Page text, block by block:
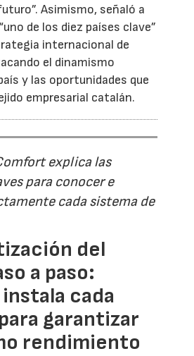
Asimismo, señaló a
de los diez países clave”
internacional de
el dinamismo
y las oportunidades que
empresarial catalán.
explica las
para conocer e
cada sistema de
del
a paso:
cada
garantizar
rendimiento